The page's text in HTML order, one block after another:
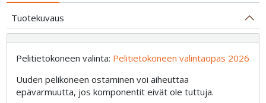
Tuotekuvaus
Pelitietokoneen valinta: Pelitietokoneen valintaopas 2026
Uuden pelikoneen ostaminen voi aiheuttaa
epävarmuutta, jos komponentit eivät ole tuttuja.